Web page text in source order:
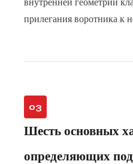
внутренней геометрии
прилегания воротника к
03
Шесть основных
определяющих